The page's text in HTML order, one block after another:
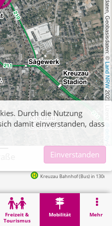
, Kartendaten, Geobasisdaten: ©
Land NRW
2021, Lizenz
dl-de/by-2-0
Freizeit &
Tourismus
Mobilität Mehr
Kreuzau Bahnhof (Bus) in 130m
Durch die Nutzung
damit einverstanden, dass
Einverstanden